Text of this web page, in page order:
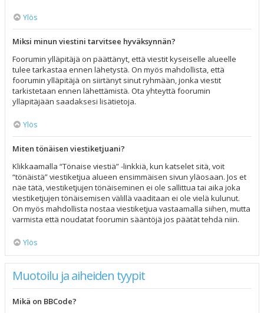
Ylös
Miksi minun viestini tarvitsee hyväksynnän?
Foorumin ylläpitäjä on päättänyt, että viestit kyseiselle alueelle
tulee tarkastaa ennen lähetystä. On myös mahdollista, että
foorumin ylläpitäjä on siirtänyt sinut ryhmään, jonka viestit
tarkistetaan ennen lähettämistä. Ota yhteyttä foorumin
ylläpitäjään saadaksesi lisätietoja.
Ylös
Miten tönäisen viestiketjuani?
Klikkaamalla “Tönaise viestiä” -linkkiä, kun katselet sitä, voit
“tönäistä” viestiketjua alueen ensimmäisen sivun yläosaan. Jos et
näe tätä, viestiketjujen tönäiseminen ei ole sallittua tai aika joka
viestiketjujen tönäisemisen välillä vaaditaan ei ole vielä kulunut.
On myös mahdollista nostaa viestiketjua vastaamalla siihen, mutta
varmista että noudatat foorumin sääntöjä jos päätät tehdä niin.
Ylös
Muotoilu ja aiheiden tyypit
Mikä on BBCode?